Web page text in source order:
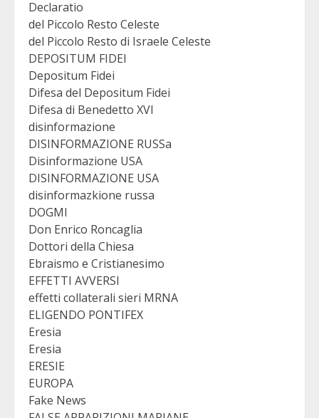
Declaratio
del Piccolo Resto Celeste
del Piccolo Resto di Israele Celeste
DEPOSITUM FIDEI
Depositum Fidei
Difesa del Depositum Fidei
Difesa di Benedetto XVI
disinformazione
DISINFORMAZIONE RUSSa
Disinformazione USA
DISINFORMAZIONE USA
disinformazkione russa
DOGMI
Don Enrico Roncaglia
Dottori della Chiesa
Ebraismo e Cristianesimo
EFFETTI AVVERSI
effetti collaterali sieri MRNA
ELIGENDO PONTIFEX
Eresia
Eresia
ERESIE
EUROPA
Fake News